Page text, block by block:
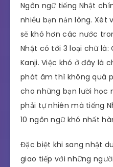
Ngôn ngữ tiếng Nhật
nhiều bạn nản lòng. Xét
sẽ khó hơn các nước
Nhật có tới 3 loại chữ
Kanji. Việc khó ở đây là
phát âm thì không quá
cho những bạn lười học
phải tự nhiên mà tiếng
10 ngôn ngữ khó nhất
Đặc biệt khi sang nhật
giao tiếp với những